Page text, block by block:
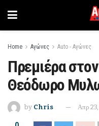
Home Αγώνες Auto - Αγώνες
Πρεμιέρα
Θεόδωρο
by Chris Απρ